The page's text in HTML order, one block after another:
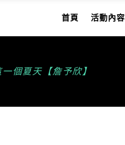
首頁 活動內容
個夏天【詹予欣】